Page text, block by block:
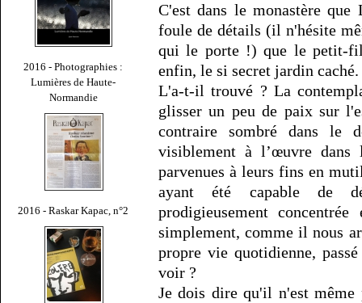
2016 - Photographies :
Lumières de Haute-
Normandie
2016 - Raskar Kapac, n°2
C'est dans le monastère que
foule de détails (il n'hésite
qui le porte !) que le petit-
enfin, le si secret jardin caché.
L'a-t-il trouvé ? La
glisser un peu de paix sur
contraire sombré dans le
visiblement à l’œuvre dans
parvenues à leurs fins en
ayant été capable de
prodigieusement
simplement, comme il nous
propre vie quotidienne,
voir ?
Je dois dire qu'il n'est même